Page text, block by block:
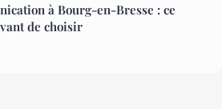
à Bourg-en-Bresse : ce
de choisir